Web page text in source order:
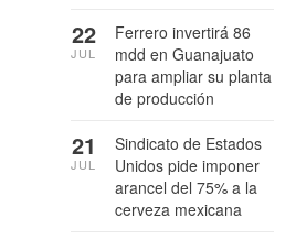
Ferrero invertirá 86
mdd en Guanajuato
para ampliar su planta
de producción
22
JUL
Sindicato de Estados
Unidos pide imponer
arancel del 75% a la
cerveza mexicana
21
JUL